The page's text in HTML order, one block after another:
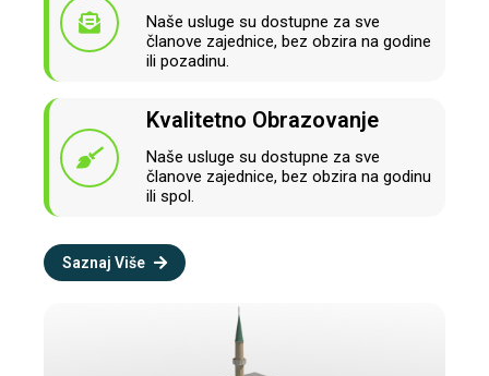
Naše usluge su dostupne za sve
članove zajednice, bez obzira na godine
ili pozadinu.
Kvalitetno Obrazovanje
Naše usluge su dostupne za sve
članove zajednice, bez obzira na godinu
ili spol.
Saznaj Više